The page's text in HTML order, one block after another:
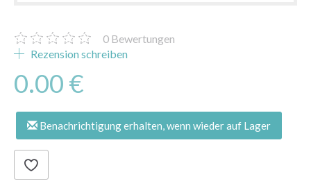
0 Bewertungen
Rezension schreiben
0.00 €
Benachrichtigung erhalten, wenn wieder auf Lager